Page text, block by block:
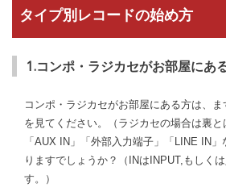
タイプ別レコードの始め方
1.コンポ・ラジカセがお部屋にあ
コンポ・ラジカセがお部屋にある方は、
を見てください。（ラジカセの場合は裏と
「AUX IN」「外部入力端子」「LINE IN
りますでしょうか？（INはINPUT,もしく
す。）